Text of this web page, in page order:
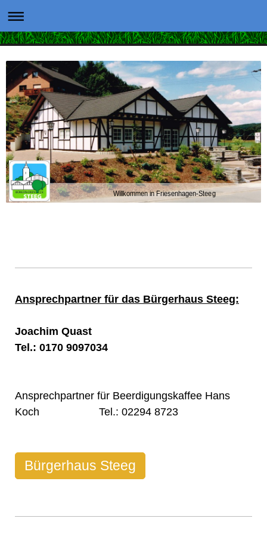
Willkommen in Friesenhagen-Steeg
Ansprechpartner für das Bürgerhaus Steeg:
Joachim Quast
Tel.: 0170 9097034
Ansprechpartner für Beerdigungskaffee Hans
Koch Tel.: 02294 8723
Bürgerhaus Steeg